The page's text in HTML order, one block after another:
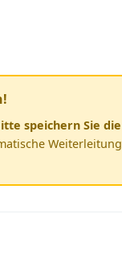
speichern Sie die
Weiterleitung